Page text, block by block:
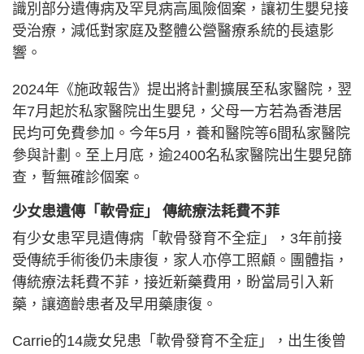
識別部分遺傳病及罕見病高風險個案，讓初生嬰兒接
受治療，減低對家庭及整體公營醫療系統的長遠影
響。
2024年《施政報告》提出將計劃擴展至私家醫院，翌
年7月起於私家醫院出生嬰兒，父母一方若為香港居
民均可免費參加。今年5月，養和醫院等6間私家醫院
參與計劃。至上月底，逾2400名私家醫院出生嬰兒篩
查，暫無確診個案。
少女患遺傳「軟骨症」 傳統療法耗費不菲
有少女患罕見遺傳病「軟骨發育不全症」，3年前接
受傳統手術後仍未康復，家人亦停工照顧。團體指，
傳統療法耗費不菲，接近新藥費用，盼當局引入新
藥，讓適齡患者及早用藥康復。
Carrie的14歲女兒患「軟骨發育不全症」，出生後曾